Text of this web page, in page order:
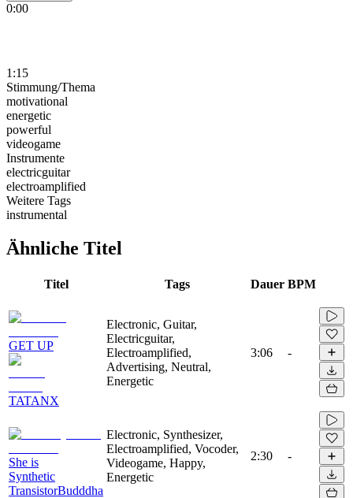
0:00
1:15
Stimmung/Thema
motivational
energetic
powerful
videogame
Instrumente
electricguitar
electroamplified
Weitere Tags
instrumental
Ähnliche Titel
Titel Tags Dauer BPM
GET UP
TATANX
Electronic, Guitar,
Electricguitar,
Electroamplified,
Advertising, Neutral,
Energetic
3:06 -
She is
Synthetic
TransistorBudddha
Electronic, Synthesizer,
Electroamplified, Vocoder,
Videogame, Happy,
Energetic
2:30 -